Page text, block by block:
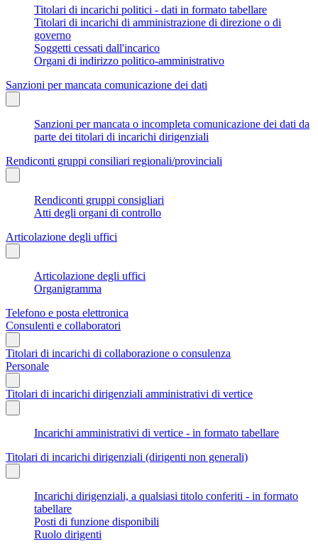
Titolari di incarichi politici - dati in formato tabellare
Titolari di incarichi di amministrazione di direzione o di
governo
Soggetti cessati dall'incarico
Organi di indirizzo politico-amministrativo
Sanzioni per mancata comunicazione dei dati
Sanzioni per mancata o incompleta comunicazione dei dati da
parte dei titolari di incarichi dirigenziali
Rendiconti gruppi consiliari regionali/provinciali
Rendiconti gruppi consigliari
Atti degli organi di controllo
Articolazione degli uffici
Articolazione degli uffici
Organigramma
Telefono e posta elettronica
Consulenti e collaboratori
Titolari di incarichi di collaborazione o consulenza
Personale
Titolari di incarichi dirigenziali amministrativi di vertice
Incarichi amministrativi di vertice - in formato tabellare
Titolari di incarichi dirigenziali (dirigenti non generali)
Incarichi dirigenziali, a qualsiasi titolo conferiti - in formato
tabellare
Posti di funzione disponibili
Ruolo dirigenti